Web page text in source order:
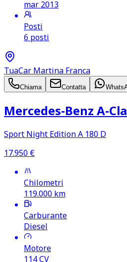
mar 2013
Posti
6 posti
TuaCar Martina Franca
Chiama Contatta
Mercedes‑Benz
Sport Night Edition A 180 D
17.950 €
Chilometri
119.000 km
Carburante
Diesel
Motore
114CV